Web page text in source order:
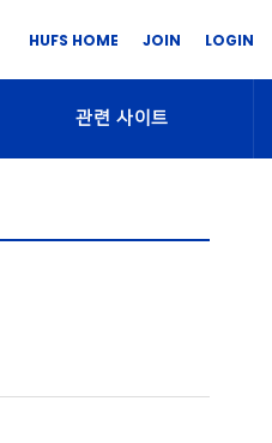
HUFS HOME JOIN LOGIN
관련 사이트